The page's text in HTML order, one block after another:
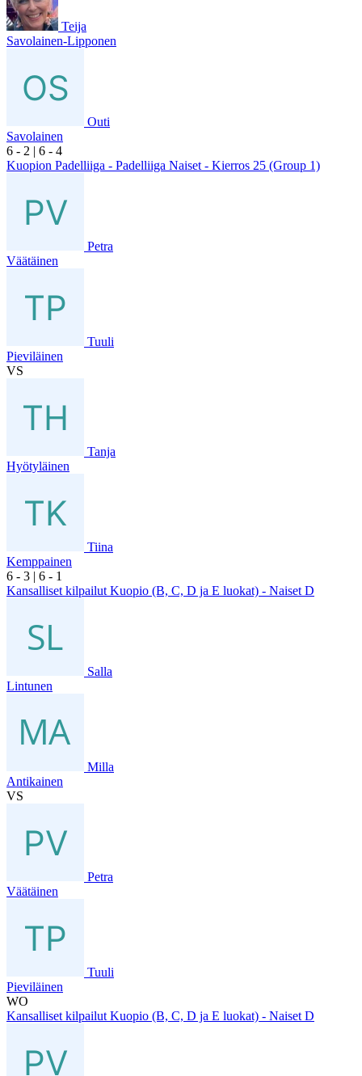
Teija
Savolainen-Lipponen
Outi
Savolainen
6 - 2 | 6 - 4
Kuopion Padelliiga - Padelliiga Naiset - Kierros 25 (Group 1)
Petra
Väätäinen
Tuuli
Pieviläinen
VS
Tanja
Hyötyläinen
Tiina
Kemppainen
6 - 3 | 6 - 1
Kansalliset kilpailut Kuopio (B, C, D ja E luokat) - Naiset D
Salla
Lintunen
Milla
Antikainen
VS
Petra
Väätäinen
Tuuli
Pieviläinen
WO
Kansalliset kilpailut Kuopio (B, C, D ja E luokat) - Naiset D